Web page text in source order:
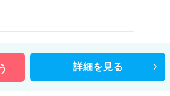
詳細を 見る